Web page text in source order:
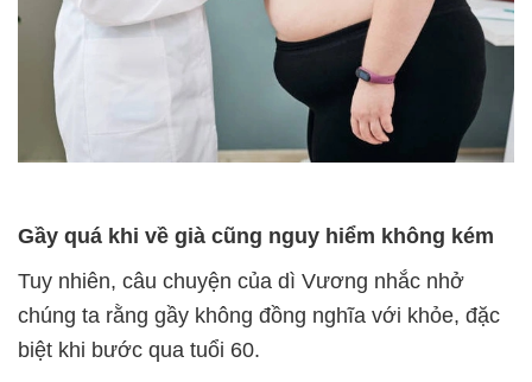
Gầy quá khi về già cũng nguy hiểm không kém
Tuy nhiên, câu chuyện của dì Vương nhắc nhở
chúng ta rằng gầy không đồng nghĩa với khỏe, đặc
biệt khi bước qua tuổi 60.